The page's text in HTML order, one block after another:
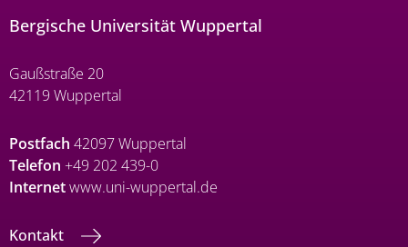
Bergische Universität Wuppertal
Gaußstraße 20
42119 Wuppertal
Postfach 42097 Wuppertal
Telefon +49 202 439-0
Internetwww.uni-wuppertal.de
Kontakt